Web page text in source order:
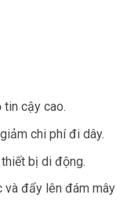
tin cậy cao.
chi phí đi dây.
bị di động.
và đẩy lên đám mây